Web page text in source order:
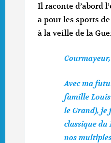
Il raconte d’abord
a pour les sports
à la veille de la
Avec ma
famille
le Grand), je
classique du
nos